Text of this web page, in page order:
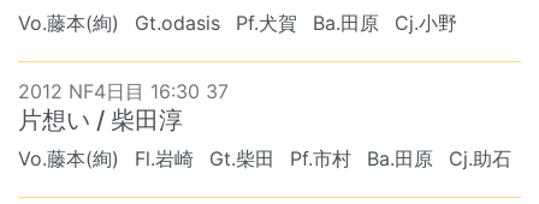
Vo.藤本(絢) Gt.odasis Pf.犬賀 Ba.田原 Cj.小野
2012 NF4日目 16:30 37
片想い / 柴田淳
Vo.藤本(絢) Fl.岩崎 Gt.柴田 Pf.市村 Ba.田原 Cj.助石